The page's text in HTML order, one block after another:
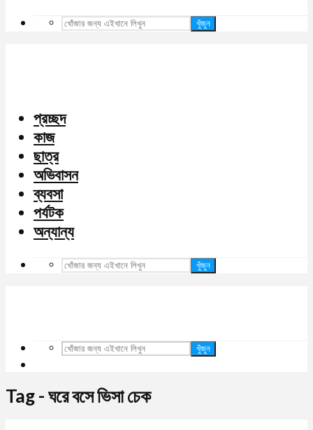
খুঁজুন
প্রচ্ছদ
কাজ
ছাত্র
অভিবাসন
ব্যবসা
পর্যটক
অন্যান্য
খুঁজুন
খুঁজুন
Tag - ঘরে বসে ভিসা চেক